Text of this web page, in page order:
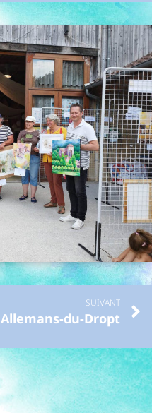
SUIVANT
Allemans-du-Dropt